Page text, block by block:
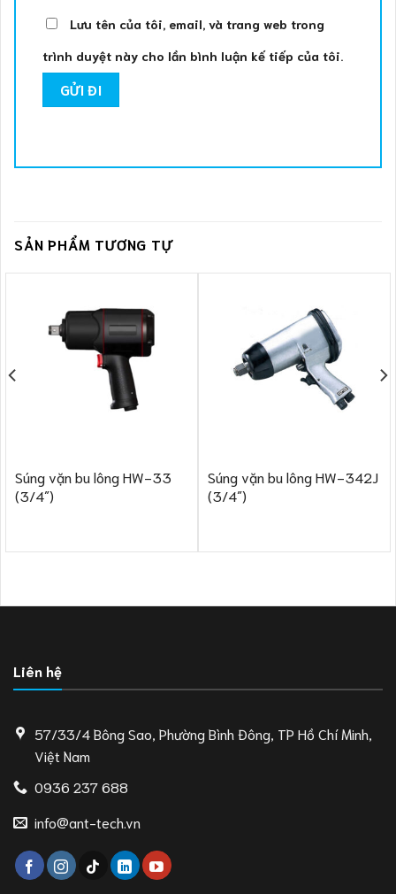
Lưu tên của tôi, email, và trang web trong
trình duyệt này cho lần bình luận kế tiếp của tôi.
SẢN PHẨM TƯƠNG TỰ
Súng vặn bu lông HW-33
(3/4″)
Súng vặn bu lông HW-342J
(3/4″)
Liên hệ
57/33/4 Bông Sao, Phường Bình Đông, TP Hồ Chí Minh,
Việt Nam
0936 237 688
info@ant-tech.vn